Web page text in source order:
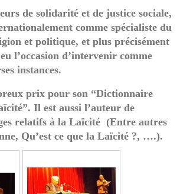
de solidarité et de justice sociale,
comme spécialiste du
et politique, et plus précisément
l’occasion d’intervenir comme
instances.
prix pour son “Dictionnaire
Il est aussi l’auteur de
relatifs à la Laïcité (Entre autres
Qu’est ce que la Laïcité ?, ….).